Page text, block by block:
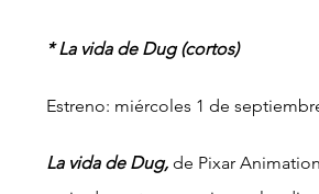
* La vida de Dug (cortos)
Estreno: miércoles 1 de
La vida de Dug, de Pixar